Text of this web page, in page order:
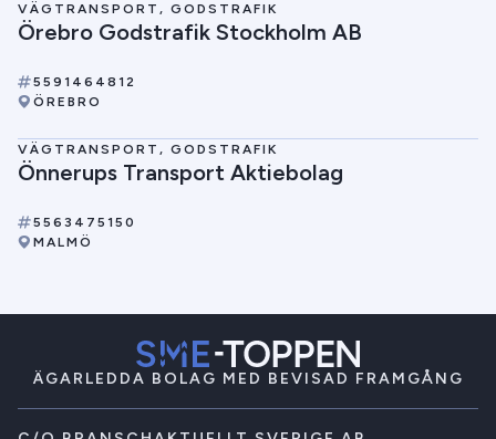
VÄGTRANSPORT, GODSTRAFIK
Örebro Godstrafik Stockholm AB
5591464812
ÖREBRO
VÄGTRANSPORT, GODSTRAFIK
Önnerups Transport Aktiebolag
5563475150
MALMÖ
ÄGARLEDDA BOLAG MED BEVISAD FRAMGÅNG